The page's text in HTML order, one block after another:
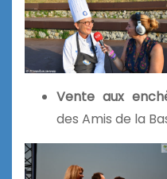
Vente aux
des Amis de la